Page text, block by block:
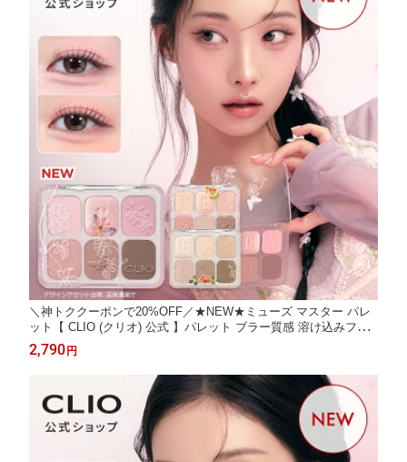
＼神トククーポンで20%OFF／★NEW★ミューズ マスター パレ
ット【 CLIO (クリオ) 公式 】パレット ブラー質感 溶け込みフィ
ルター マルチパレット 多幸感 デイリー メイク ヘリテージコレク
ション 韓国コスメ
2,790円